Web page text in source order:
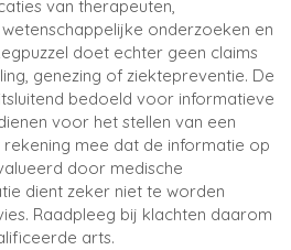
van therapeuten,
onderzoeken en
doet echter geen claims
genezing of ziektepreventie. De
bedoeld voor informatieve
voor het stellen van een
mee dat de informatie op
door medische
dient zeker niet te worden
Raadpleeg bij klachten daarom
arts.